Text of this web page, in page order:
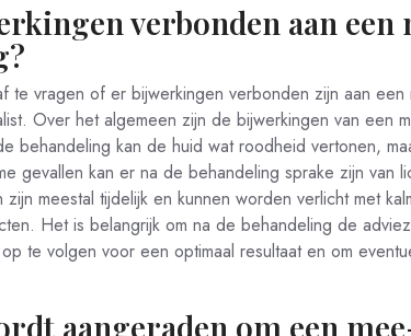
verbonden aan een
te vragen of er bijwerkingen verbonden zijn aan
Over het algemeen zijn de bijwerkingen van een
behandeling kan de huid wat roodheid vertonen,
gevallen kan er na de behandeling sprake zijn van
zijn meestal tijdelijk en kunnen worden verlicht met
Het is belangrijk om na de behandeling de
te volgen voor een optimaal resultaat en om
aangeraden om een